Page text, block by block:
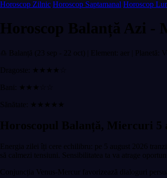
Horoscop Zilnic Horoscop Saptamanal Horoscop
Horoscop Balanță Azi -
♎ Balanță (23 sep - 22 oct) | Element: aer | Planetă:
Dragoste: ★★★★☆
Bani: ★★★☆☆
Sănătate: ★★★★★
Horoscopul Balanță, Miercuri 5
Energia zilei îți cere echilibru: pe 5 august 2026
să calmezi tensiuni. Sensibilitatea ta va atrage
Conjuncția Venus-Mercur favorizează dialoguri